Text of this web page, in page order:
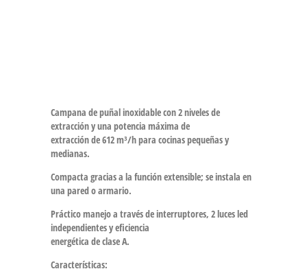
Campana de puñal inoxidable con 2 niveles de
extracción y una potencia máxima de
extracción de 612 m³/h para cocinas pequeñas y
medianas.
Compacta gracias a la función extensible; se instala en
una pared o armario.
Práctico manejo a través de interruptores, 2 luces led
independientes y eficiencia
energética de clase A.
Características: